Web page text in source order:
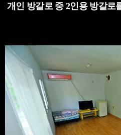
개인 방갈로 중 2인용 방갈로